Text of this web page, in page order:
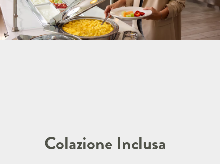
Colazione Inclusa